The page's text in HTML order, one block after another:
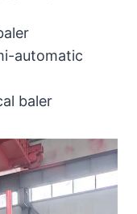
automatic
baler